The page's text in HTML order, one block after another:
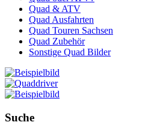
Quad & ATV
Quad Ausfahrten
Quad Touren Sachsen
Quad Zubehör
Sonstige Quad Bilder
Suche